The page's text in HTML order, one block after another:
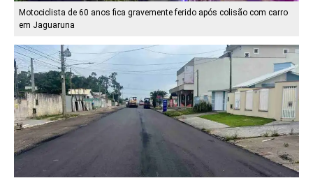
Motociclista de 60 anos fica gravemente ferido após colisão com carro
em Jaguaruna